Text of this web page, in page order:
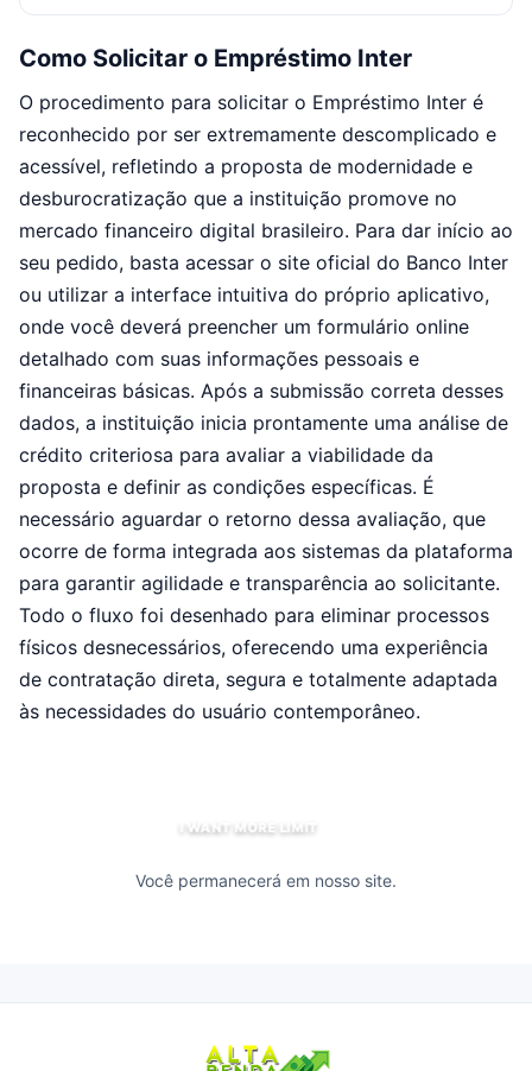
Como Solicitar o Empréstimo Inter
O procedimento para solicitar o Empréstimo Inter é
reconhecido por ser extremamente descomplicado e
acessível, refletindo a proposta de modernidade e
desburocratização que a instituição promove no
mercado financeiro digital brasileiro. Para dar início ao
seu pedido, basta acessar o site oficial do Banco Inter
ou utilizar a interface intuitiva do próprio aplicativo,
onde você deverá preencher um formulário online
detalhado com suas informações pessoais e
financeiras básicas. Após a submissão correta desses
dados, a instituição inicia prontamente uma análise de
crédito criteriosa para avaliar a viabilidade da
proposta e definir as condições específicas. É
necessário aguardar o retorno dessa avaliação, que
ocorre de forma integrada aos sistemas da plataforma
para garantir agilidade e transparência ao solicitante.
Todo o fluxo foi desenhado para eliminar processos
físicos desnecessários, oferecendo uma experiência
de contratação direta, segura e totalmente adaptada
às necessidades do usuário contemporâneo.
I WANT MORE LIMIT
Você permanecerá em nosso site.